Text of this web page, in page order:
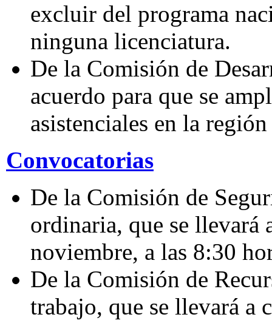
excluir del programa
ninguna licenciatura.
De la Comisión de
acuerdo para que se
asistenciales en la
Convocatorias
De la Comisión de
ordinaria, que se llevará
noviembre, a las 8:30
De la Comisión de
trabajo, que se llevará a